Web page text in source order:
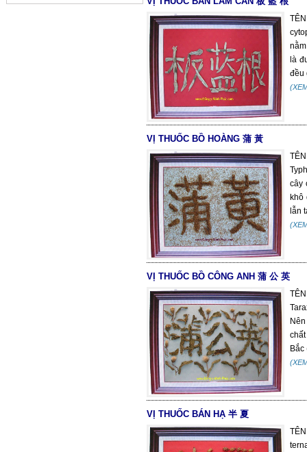
là
đều
VỊ THUỐC BỒ HOÀNG 蒲 黃
cây
khô
lẫn
VỊ THUỐC BỒ CÔNG ANH 蒲 公 英
Bắc
VỊ THUỐC BÁN HẠ 半 夏